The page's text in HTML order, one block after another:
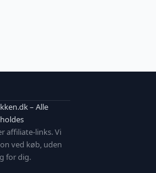
– Alle
affiliate-links. Vi
ved køb, uden
for dig.